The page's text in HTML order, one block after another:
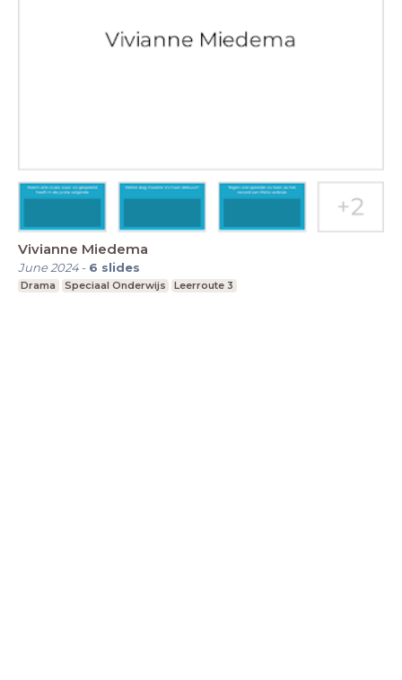
Vivianne Miedema
June 2024- 6 slides
Drama Speciaal Onderwijs Leerroute 3